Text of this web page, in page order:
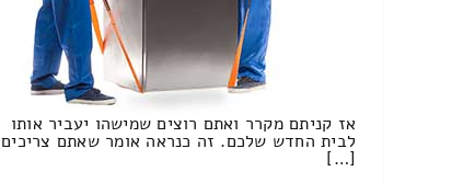
אז קניתם מקרר ואתם רוצים שמישהו יעביר אותו
לבית החדש שלכם. זה כנראה אומר שאתם צריכים
[…]